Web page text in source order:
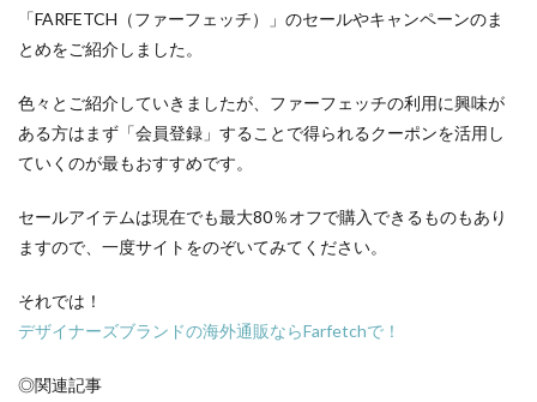
「FARFETCH（ファーフェッチ）」のセールやキャンペーンのま
とめをご紹介しました。
色々とご紹介していきましたが、ファーフェッチの利用に興味が
ある方はまず「会員登録」することで得られるクーポンを活用し
ていくのが最もおすすめです。
セールアイテムは現在でも最大80％オフで購入できるものもあり
ますので、一度サイトをのぞいてみてください。
それでは！
デザイナーズブランドの海外通販ならFarfetchで！
◎関連記事